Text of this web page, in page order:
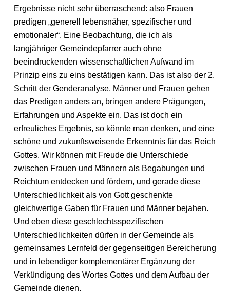
Ergebnisse nicht sehr überraschend: also Frauen
predigen „generell lebensnäher, spezifischer und
emotionaler“. Eine Beobachtung, die ich als
langjähriger Gemeindepfarrer auch ohne
beeindruckenden wissenschaftlichen Aufwand im
Prinzip eins zu eins bestätigen kann. Das ist also der 2.
Schritt der Genderanalyse. Männer und Frauen gehen
das Predigen anders an, bringen andere Prägungen,
Erfahrungen und Aspekte ein. Das ist doch ein
erfreuliches Ergebnis, so könnte man denken, und eine
schöne und zukunftsweisende Erkenntnis für das Reich
Gottes. Wir können mit Freude die Unterschiede
zwischen Frauen und Männern als Begabungen und
Reichtum entdecken und fördern, und gerade diese
Unterschiedlichkeit als von Gott geschenkte
gleichwertige Gaben für Frauen und Männer bejahen.
Und eben diese geschlechtsspezifischen
Unterschiedlichkeiten dürfen in der Gemeinde als
gemeinsames Lernfeld der gegenseitigen Bereicherung
und in lebendiger komplementärer Ergänzung der
Verkündigung des Wortes Gottes und dem Aufbau der
Gemeinde dienen.